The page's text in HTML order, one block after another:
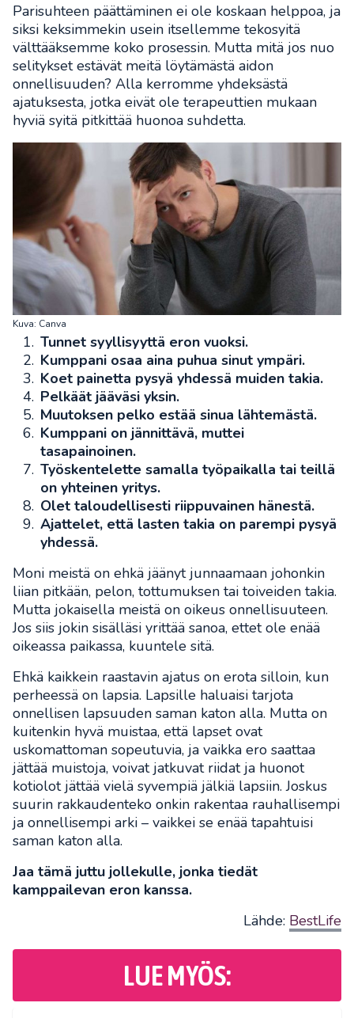
Parisuhteen päättäminen ei ole koskaan helppoa, ja
siksi keksimmekin usein itsellemme tekosyitä
välttääksemme koko prosessin. Mutta mitä jos nuo
selitykset estävät meitä löytämästä aidon
onnellisuuden? Alla kerromme yhdeksästä
ajatuksesta, jotka eivät ole terapeuttien mukaan
hyviä syitä pitkittää huonoa suhdetta.
Kuva: Canva
Tunnet syyllisyyttä eron vuoksi.
Kumppani osaa aina puhua sinut ympäri.
Koet painetta pysyä yhdessä muiden takia.
Pelkäät jääväsi yksin.
Muutoksen pelko estää sinua lähtemästä.
Kumppani on jännittävä, muttei
tasapainoinen.
Työskentelette samalla työpaikalla tai teillä
on yhteinen yritys.
Olet taloudellisesti riippuvainen hänestä.
Ajattelet, että lasten takia on parempi pysyä
yhdessä.
Moni meistä on ehkä jäänyt junnaamaan johonkin
liian pitkään, pelon, tottumuksen tai toiveiden takia.
Mutta jokaisella meistä on oikeus onnellisuuteen.
Jos siis jokin sisälläsi yrittää sanoa, ettet ole enää
oikeassa paikassa, kuuntele sitä.
Ehkä kaikkein raastavin ajatus on erota silloin, kun
perheessä on lapsia. Lapsille haluaisi tarjota
onnellisen lapsuuden saman katon alla. Mutta on
kuitenkin hyvä muistaa, että lapset ovat
uskomattoman sopeutuvia, ja vaikka ero saattaa
jättää muistoja, voivat jatkuvat riidat ja huonot
kotiolot jättää vielä syvempiä jälkiä lapsiin. Joskus
suurin rakkaudenteko onkin rakentaa rauhallisempi
ja onnellisempi arki – vaikkei se enää tapahtuisi
saman katon alla.
Jaa tämä juttu jollekulle, jonka tiedät
kamppailevan eron kanssa.
Lähde: BestLife
LUE MYÖS: